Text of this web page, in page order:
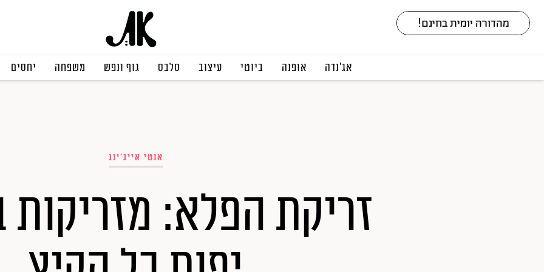
אג׳נדה אופנה ביוטי עיצוב סלבס גוף ונפש משפחה יחסים
אנטי אייג'ינג
זריקת הפלא: מזריקות